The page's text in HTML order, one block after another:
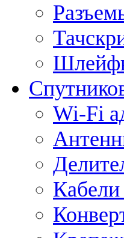
Wi-Fi